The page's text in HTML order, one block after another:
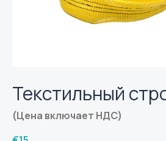
Текстильный
(Цена включает НДС)